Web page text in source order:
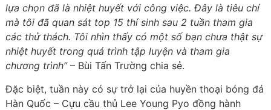
lựa chọn đã là nhiệt huyết với công việc. Đây là tiêu chí
mà tôi đã quan sát top 15 thí sinh sau 2 tuần tham gia
các thử thách. Tôi nhìn thấy có một số bạn chưa thật sự
nhiệt huyết trong quá trình tập luyện và tham gia
chương trình”– Bùi Tấn Trường chia sẻ.
Đặc biệt, tuần này có sự trở lại của huyền thoại bóng đá
Hàn Quốc – Cựu cầu thủ Lee Young Pyo đồng hành